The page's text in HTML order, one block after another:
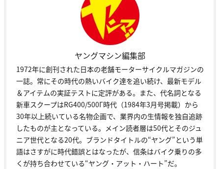
ヤングマシン編集部
1972年に創刊された日本の老舗モーターサイクルマガジンの
一誌。常にその時代の熱いバイク達を追い続け、最新モデル
＆アイテムの実証テストに定評がある。また、代名詞となる
新車スクープはRG400/500Γ時代（1984年3月号掲載）から
30年以上続いている名物企画で、業界内の生情報を独自追跡
したものが主となっている。メイン読者層は50代とそのジュ
ニア世代となる20代。ブランドタイトルの“ヤング”という単
語はさすがに時代錯誤とはなったが、信条はバイク乗りの多
くが持ち合わせている“ヤング・アット・ハート”だ。